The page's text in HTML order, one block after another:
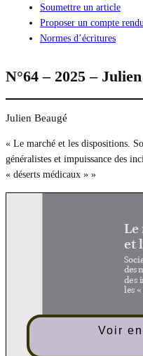
Soumettre un article
Proposer un compte rendu
Normes d’écritures
N°64 – 2025 –
Julien Beaugé
« Le marché et les dispositions.
généralistes et impuissance des
« déserts médicaux » »
Voir